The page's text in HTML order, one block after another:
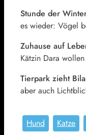
Stunde der
es wieder: Vögel
Zuhause auf
Kätzin Dara
Tierpark zieht
aber auch
Hund Katze